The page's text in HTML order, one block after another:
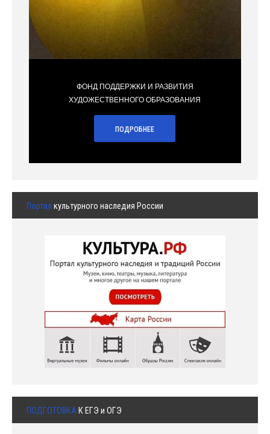
ФОНД ПОДДЕРЖКИ И РАЗВИТИЯ
ХУДОЖЕСТВЕННОГО ОБРАЗОВАНИЯ
ПОДРОБНЕЕ
Портал культурного наследия России
ПОДГОТОВКА К ЕГЭ и ОГЭ